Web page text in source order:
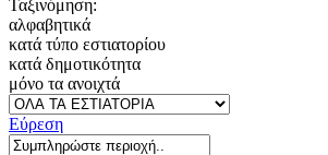
Ταξινόμηση:
αλφαβητικά
κατά τύπο εστιατορίου
κατά δημοτικότητα
μόνο τα ανοιχτά
Εύρεση